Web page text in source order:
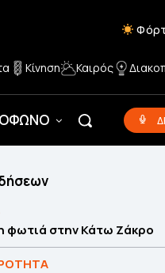
Κίνηση Καιρός
φωτιά στην Κάτω Ζάκρο